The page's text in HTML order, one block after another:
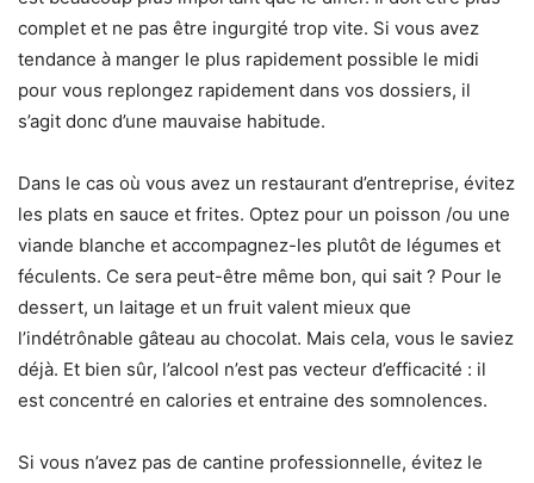
complet et ne pas être ingurgité trop vite. Si vous avez
tendance à manger le plus rapidement possible le midi
pour vous replongez rapidement dans vos dossiers, il
s’agit donc d’une mauvaise habitude.
Dans le cas où vous avez un restaurant d’entreprise, évitez
les plats en sauce et frites. Optez pour un poisson /ou une
viande blanche et accompagnez-les plutôt de légumes et
féculents. Ce sera peut-être même bon, qui sait ? Pour le
dessert, un laitage et un fruit valent mieux que
l’indétrônable gâteau au chocolat. Mais cela, vous le saviez
déjà. Et bien sûr, l’alcool n’est pas vecteur d’efficacité : il
est concentré en calories et entraine des somnolences.
Si vous n’avez pas de cantine professionnelle, évitez le